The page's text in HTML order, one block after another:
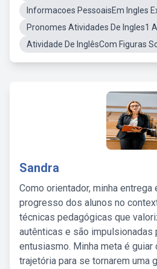
Informacoes PessoaisEm Ingles
Pronomes Atividades De Ingles1
Atividade De InglêsCom Figuras
Sandra
Como orientador, minha entrega
progresso dos alunos no
técnicas pedagógicas que
autênticas e são impulsionadas
entusiasmo. Minha meta é
trajetória para se tornarem uma